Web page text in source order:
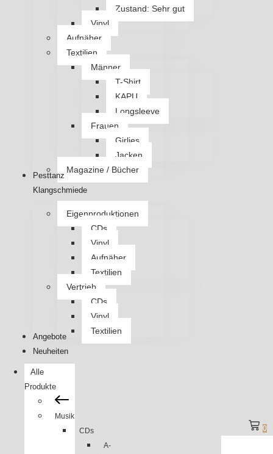
Zustand: Sehr gut
Vinyl
Aufnäher
Textilien
Männer
T-Shirt
KAPU
Longsleeve
Frauen
Girlies
Jacken
Magazine / Bücher
Pesttanz
Klangschmiede
Eigenproduktionen
CDs
Vinyl
Aufnäher
Textilien
Vertrieb
CDs
Vinyl
Textilien
Angebote
Neuheiten
Alle
Produkte
Musik
CDs
A-
0